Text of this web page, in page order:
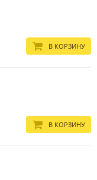
В КОРЗИНУ
В КОРЗИНУ